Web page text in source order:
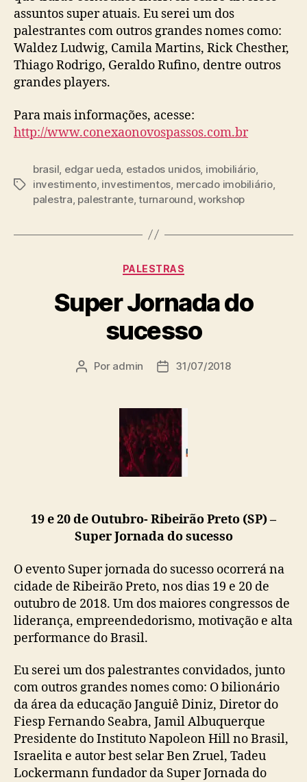
assuntos super atuais. Eu serei um dos
palestrantes com outros grandes nomes como:
Waldez Ludwig, Camila Martins, Rick Chesther,
Thiago Rodrigo, Geraldo Rufino, dentre outros
grandes players.
Para mais informações, acesse:
http://www.conexaonovospassos.com.br
brasil edgar ueda estados unidos, imobiliário
investimento, investimentos mercado imobiliário,
palestra palestrante,turnaround ,workshop
PALESTRAS
Super Jornada do
sucesso
Por admin 31/07/2018
19 e 20 de Outubro- Ribeirão Preto (SP) –
Super Jornada do sucesso
O evento Super jornada do sucesso ocorrerá na
cidade de Ribeirão Preto, nos dias 19 e 20 de
outubro de 2018. Um dos maiores congressos de
liderança, empreendedorismo, motivação e alta
performance do Brasil.
Eu serei um dos palestrantes convidados, junto
com outros grandes nomes como: O bilionário
da área da educação Janguiê Diniz, Diretor do
Fiesp Fernando Seabra, Jamil Albuquerque
Presidente do Instituto Napoleon Hill no Brasil,
Israelita e autor best selar Ben Zruel, Tadeu
Lockermann fundador da Super Jornada do